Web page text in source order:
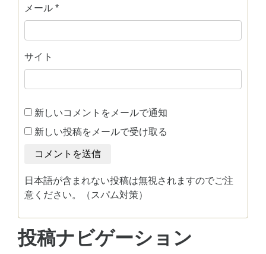
メール *
サイト
新しいコメントをメールで通知
新しい投稿をメールで受け取る
日本語が含まれない投稿は無視されますのでご注
意ください。（スパム対策）
投稿ナビゲーション